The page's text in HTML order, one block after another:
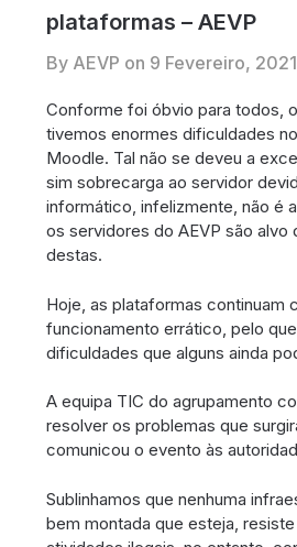
plataformas – AEVP
By AEVP on 9 Fevereiro, 2021
Conforme foi óbvio para todos,
tivemos enormes dificuldades
Moodle. Tal não se deveu a
sim sobrecarga ao servidor
informático, infelizmente, não é
os servidores do AEVP são alvo
destas.
Hoje, as plataformas continuam
funcionamento errático, pelo
dificuldades que alguns ainda
A equipa TIC do agrupamento
resolver os problemas que
comunicou o evento às
Sublinhamos que nenhuma
bem montada que esteja,